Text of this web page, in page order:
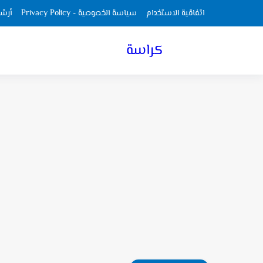
اتفاقية الاستخدام سياسة الخصوصية - Privacy Policy
كراسة